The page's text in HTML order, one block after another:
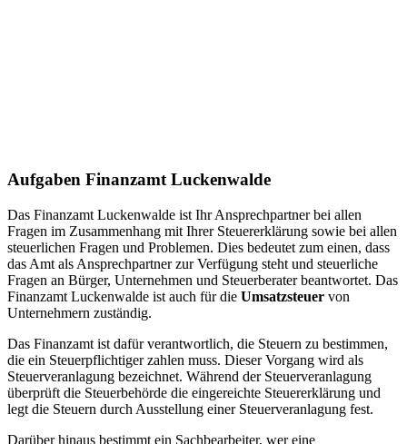
Aufgaben Finanzamt Luckenwalde
Das Finanzamt Luckenwalde ist Ihr Ansprechpartner bei allen
Fragen im Zusammenhang mit Ihrer Steuererklärung sowie bei allen
steuerlichen Fragen und Problemen. Dies bedeutet zum einen, dass
das Amt als Ansprechpartner zur Verfügung steht und steuerliche
Fragen an Bürger, Unternehmen und Steuerberater beantwortet. Das
Finanzamt Luckenwalde ist auch für die Umsatzsteuer von
Unternehmern zuständig.
Das Finanzamt ist dafür verantwortlich, die Steuern zu bestimmen,
die ein Steuerpflichtiger zahlen muss. Dieser Vorgang wird als
Steuerveranlagung bezeichnet. Während der Steuerveranlagung
überprüft die Steuerbehörde die eingereichte Steuererklärung und
legt die Steuern durch Ausstellung einer Steuerveranlagung fest.
Darüber hinaus bestimmt ein Sachbearbeiter, wer eine